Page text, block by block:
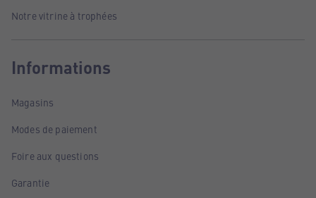
Notre vitrine à trophées
Informations
Magasins
Modes de paiement
Foire aux questions
Garantie